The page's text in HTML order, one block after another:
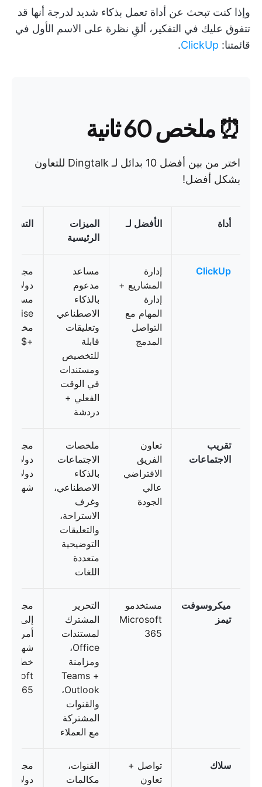
وإذا كنت تبحث عن أداة تعمل بذكاء شديد لدرجة أنها قد
تتفوق عليك في التفكير، ألقِ نظرة على الاسم الأول في
قائمتنا: ClickUp
.
⏰ ملخص 60 ثانية
اختر من بين أفضل 10 بدائل لـ Dingtalk للتعاون
بشكل أفضل!
أداة الأفضل لـ
الميزات
الرئيسية
التسعير
ClickUp
إدارة
المشاريع +
إدارة
المهام مع
التواصل
المدمج
مساعد
مدعوم
بالذكاء
الاصطناعي
وتعليقات
قابلة
للتخصيص
ومستندات
في الوقت
الفعلي +
دردشة
دولارًا
مخصص؛
+$7
تقريب
الاجتماعات
تعاون
الفريق
الافتراضي
عالي
الجودة
ملخصات
الاجتماعات
بالذكاء
الاصطناعي،
وغرف
الاستراحة،
والتعليقات
التوضيحية
متعددة
اللغات
دولاراً/
شهرياً
ميكروسوفت
تيمز
مستخدمو
Microsoft
365
التحرير
المشترك
لمستندات
Office،
ومزامنة
Teams +
Outlook،
والقنوات
المشتركة
مع العملاء
شهريًا
خطط
365)
سلاك
تواصل +
تعاون
القنوات،
مكالمات